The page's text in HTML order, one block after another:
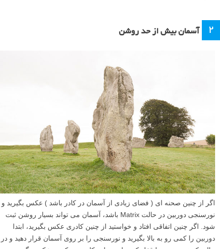
۲ آسمان بیش از حد روشن
اگر از چنین صحنه ای ( فضای زیادی از آسمان در کادر باشد ) عکس بگیرید و
نورسنجی دوربین در حالت Matrix باشد، آسمان می تواند بسیار روشن ثبت
شود. اگر چنین اتفاقی افتاد و خواستید از چنین کادری عکس بگیرید، ابتدا
دوربین را کمی رو به بالا بگیرید و نورسنجی را بر روی آسمان قرار دهید و در